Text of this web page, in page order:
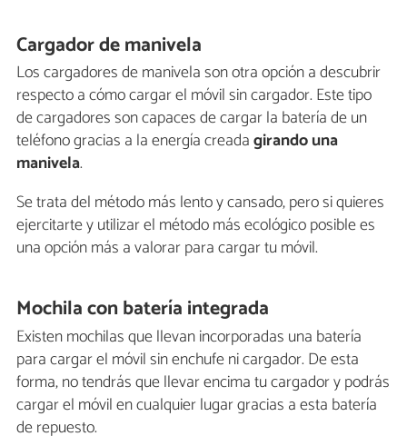
Cargador de manivela
Los cargadores de manivela son otra opción a descubrir
respecto a cómo cargar el móvil sin cargador. Este tipo
de cargadores son capaces de cargar la batería de un
teléfono gracias a la energía creadagirando una
manivela.
Se trata del método más lento y cansado, pero si quieres
ejercitarte y utilizar el método más ecológico posible es
una opción más a valorar para cargar tu móvil.
Mochila con batería integrada
Existen mochilas que llevan incorporadas una batería
para cargar el móvil sin enchufe ni cargador. De esta
forma, no tendrás que llevar encima tu cargador y podrás
cargar el móvil en cualquier lugar gracias a esta batería
de repuesto.